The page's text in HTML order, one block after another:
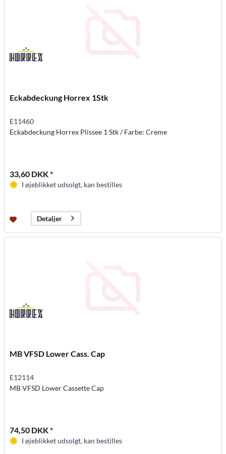
Eckabdeckung Horrex 1Stk
E11460
Eckabdeckung Horrex Plissee 1 Stk / Farbe: Creme
33,60 DKK *
I øjeblikket udsolgt, kan bestilles
Detaljer
MB VFSD Lower Cass. Cap
E12114
MB VFSD Lower Cassette Cap
74,50 DKK *
I øjeblikket udsolgt, kan bestilles